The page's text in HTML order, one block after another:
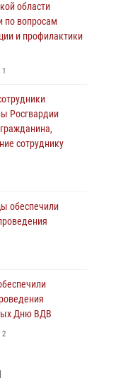
области
по вопросам
и профилактики
1
Росгвардии
сотруднику
обеспечили
Дню ВДВ
2
на